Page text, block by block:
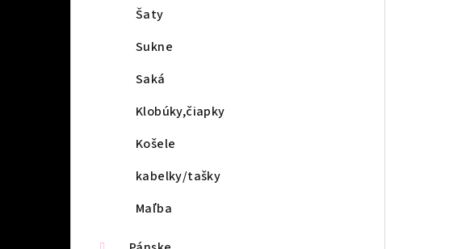
Šaty
Sukne
Saká
Klobúky,čiapky
Košele
kabelky/tašky
Maľba